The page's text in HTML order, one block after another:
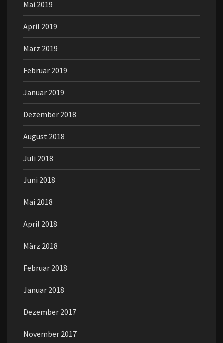
Mai 2019
April 2019
März 2019
Februar 2019
Januar 2019
Dezember 2018
August 2018
Juli 2018
Juni 2018
Mai 2018
April 2018
März 2018
Februar 2018
Januar 2018
Dezember 2017
November 2017